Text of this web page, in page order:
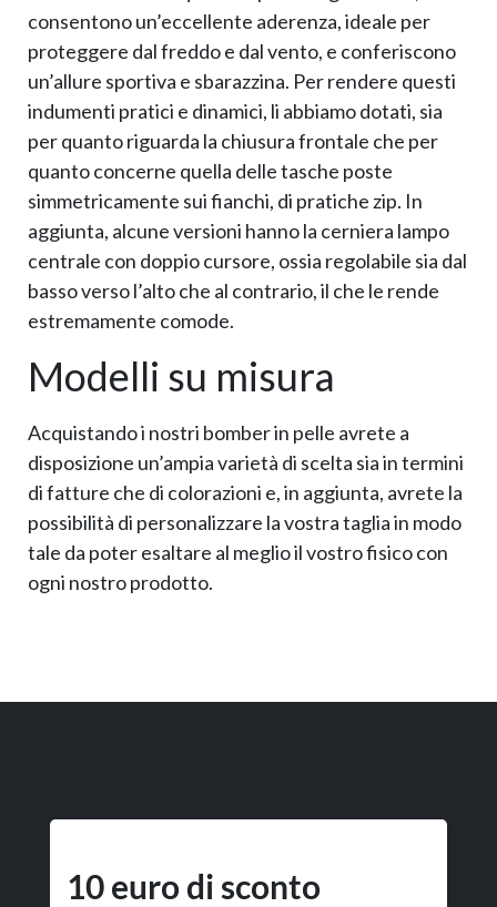
consentono un’eccellente aderenza, ideale per
proteggere dal freddo e dal vento, e conferiscono
un’allure sportiva e sbarazzina. Per rendere questi
indumenti pratici e dinamici, li abbiamo dotati, sia
per quanto riguarda la chiusura frontale che per
quanto concerne quella delle tasche poste
simmetricamente sui fianchi, di pratiche zip. In
aggiunta, alcune versioni hanno la cerniera lampo
centrale con doppio cursore, ossia regolabile sia dal
basso verso l’alto che al contrario, il che le rende
estremamente comode.
Modelli su misura
Acquistando i nostri bomber in pelle avrete a
disposizione un’ampia varietà di scelta sia in termini
di fatture che di colorazioni e, in aggiunta, avrete la
possibilità di personalizzare la vostra taglia in modo
tale da poter esaltare al meglio il vostro fisico con
ogni nostro prodotto.
10 euro di sconto